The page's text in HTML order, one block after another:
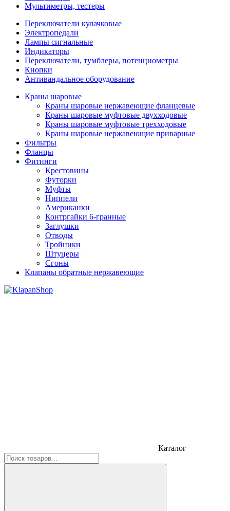
Мультиметры, тестеры
Переключатели кулачковые
Электропедали
Лампы сигнальные
Индикаторы
Переключатели, тумблеры, потенциометры
Кнопки
Антивандальное оборудование
Краны шаровые
Краны шаровые нержавеющие фланцевые
Краны шаровые муфтовые двухходовые
Краны шаровые муфтовые трехходовые
Краны шаровые нержавеющие приварные
Фильтры
Фланцы
Фитинги
Крестовины
Футорки
Муфты
Ниппели
Американки
Контргайки 6-гранные
Заглушки
Отводы
Тройники
Штуцеры
Сгоны
Клапаны обратные нержавеющие
Каталог